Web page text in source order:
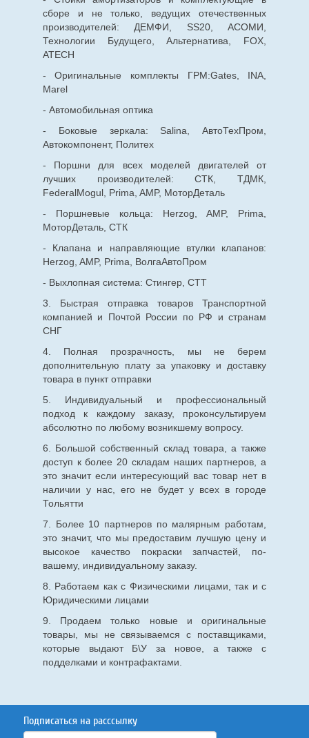
сборе и не только, ведущих отечественных
производителей: ДЕМФИ, SS20, АСОМИ,
Технологии Будущего, Альтернатива, FOX,
ATECH
- Оригинальные комплекты ГРМ:Gates, INA,
Marel
- Автомобильная оптика
- Боковые зеркала: Salina, АвтоТехПром,
Автокомпонент, Политех
- Поршни для всех моделей двигателей от
лучших производителей: СТК, ТДМК,
FederalMogul, Prima, AMP, МоторДеталь
- Поршневые кольца: Herzog, AMP, Prima,
МоторДеталь, СТК
- Клапана и направляющие втулки клапанов:
Herzog, AMP, Prima, ВолгаАвтоПром
- Выхлопная система: Стингер, СТТ
3. Быстрая отправка товаров Транспортной
компанией и Почтой России по РФ и странам
СНГ
4. Полная прозрачность, мы не берем
дополнительную плату за упаковку и доставку
товара в пункт отправки
5. Индивидуальный и профессиональный
подход к каждому заказу, проконсультируем
абсолютно по любому возникшему вопросу.
6. Большой собственный склад товара, а также
доступ к более 20 складам наших партнеров, а
это значит если интересующий вас товар нет в
наличии у нас, его не будет у всех в городе
Тольятти
7. Более 10 партнеров по малярным работам,
это значит, что мы предоставим лучшую цену и
высокое качество покраски запчастей, по-
вашему, индивидуальному заказу.
8. Работаем как с Физическими лицами, так и с
Юридическими лицами
9. Продаем только новые и оригинальные
товары, мы не связываемся с поставщиками,
которые выдают Б\У за новое, а также с
подделками и контрафактами.
Подписаться на расссылку